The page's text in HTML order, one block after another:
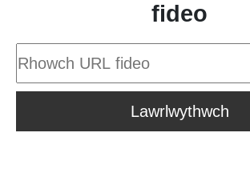
fideo
Lawrlwythwch